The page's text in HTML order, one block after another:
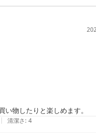
物したりと楽しめます。
| 清潔さ: 4